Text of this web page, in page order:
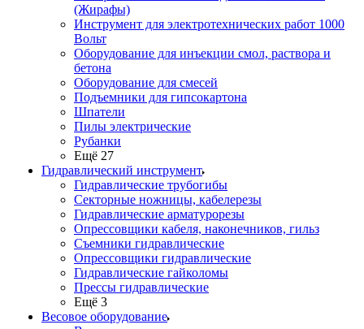
(Жирафы)
Инструмент для электротехнических работ 1000
Вольт
Оборудование для инъекции смол, раствора и
бетона
Оборудование для смесей
Подъемники для гипсокартона
Шпатели
Пилы электрические
Рубанки
Ещё 27
Гидравлический инструмент
Гидравлические трубогибы
Секторные ножницы, кабелерезы
Гидравлические арматурорезы
Опрессовщики кабеля, наконечников, гильз
Съемники гидравлические
Опрессовщики гидравлические
Гидравлические гайколомы
Прессы гидравлические
Ещё 3
Весовое оборудование